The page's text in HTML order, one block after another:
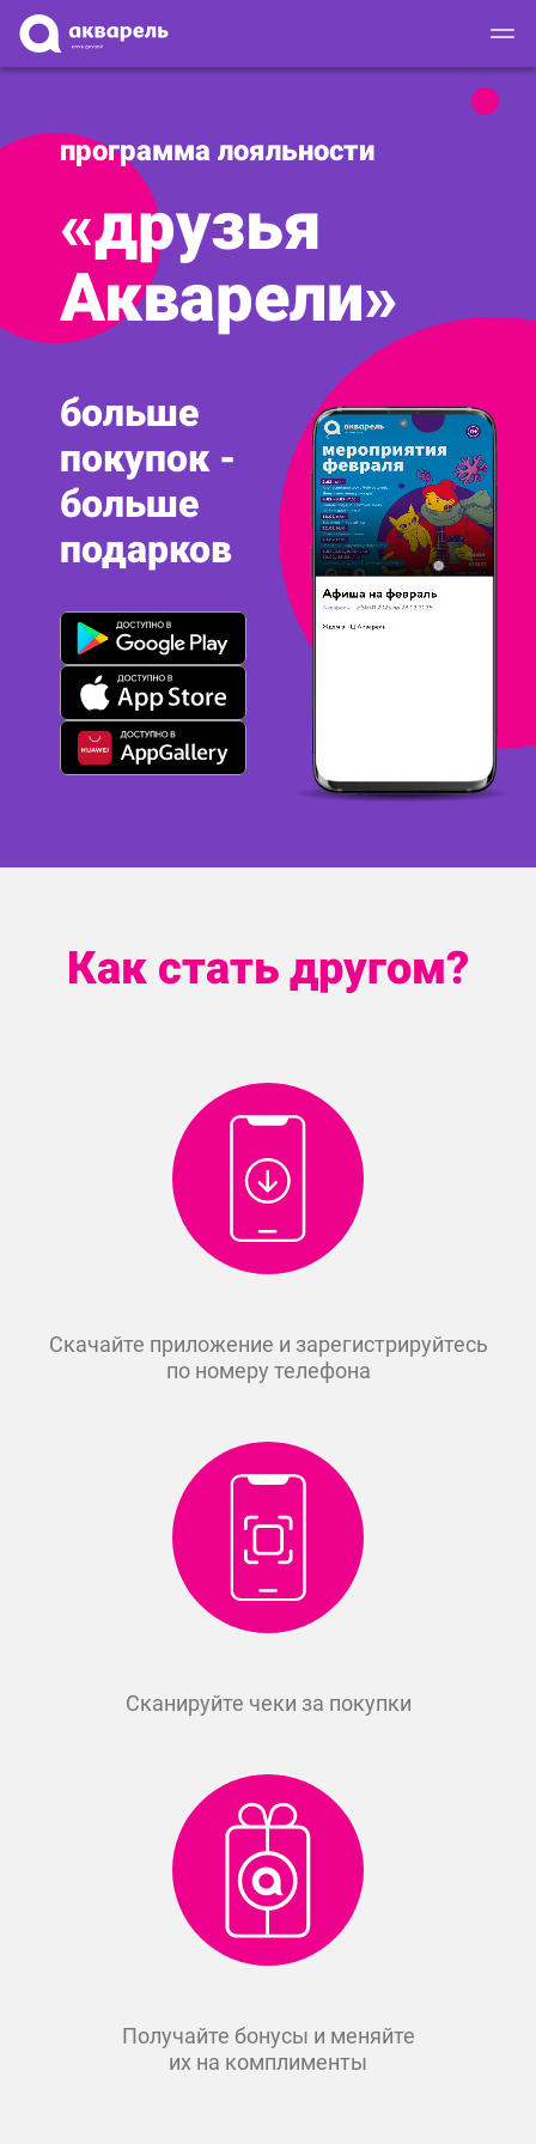
КАК СТАТЬ ДРУГОМ?
программа лояльности
«друзья
Акварели»
больше
покупок -
больше
подарков
Как стать другом?
Скачайте приложение и зарегистрируйтесь
по номеру телефона
Сканируйте чеки за покупки
Получайте бонусы и меняйте
их на комплименты